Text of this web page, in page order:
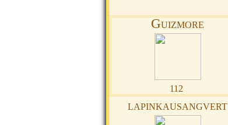
Guizmore
112
lapinkausangvert